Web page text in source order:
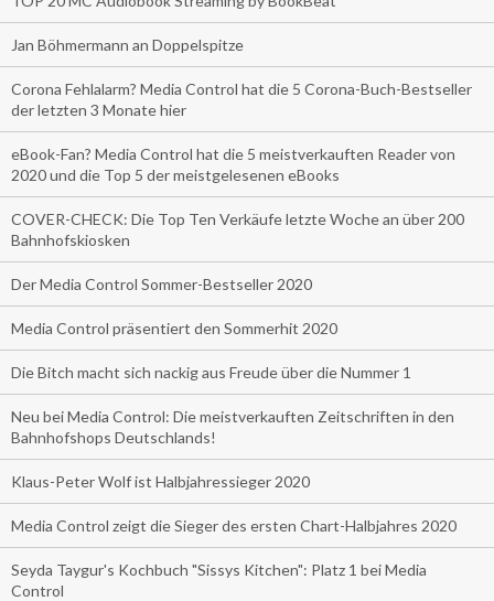
Jan Böhmermann an Doppelspitze
Corona Fehlalarm? Media Control hat die 5 Corona-Buch-Bestseller
der letzten 3 Monate hier
eBook-Fan? Media Control hat die 5 meistverkauften Reader von
2020 und die Top 5 der meistgelesenen eBooks
COVER-CHECK: Die Top Ten Verkäufe letzte Woche an über 200
Bahnhofskiosken
Der Media Control Sommer-Bestseller 2020
Media Control präsentiert den Sommerhit 2020
Die Bitch macht sich nackig aus Freude über die Nummer 1
Neu bei Media Control: Die meistverkauften Zeitschriften in den
Bahnhofshops Deutschlands!
Klaus-Peter Wolf ist Halbjahressieger 2020
Media Control zeigt die Sieger des ersten Chart-Halbjahres 2020
Seyda Taygur's Kochbuch "Sissys Kitchen": Platz 1 bei Media
Control